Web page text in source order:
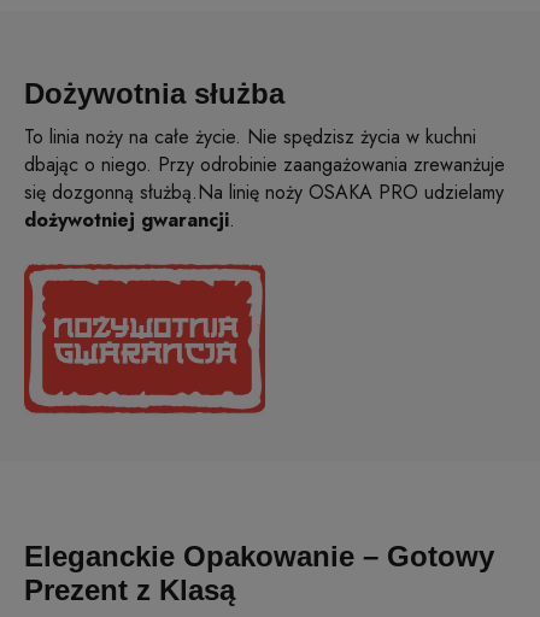
Dożywotnia służba
To linia noży na całe życie. Nie spędzisz życia w kuchni
dbając o niego. Przy odrobinie zaangażowania zrewanżuje
się dozgonną służbą.Na linię noży OSAKA PRO udzielamy
dożywotniej gwarancji.
Eleganckie Opakowanie – Gotowy
Prezent z Klasą